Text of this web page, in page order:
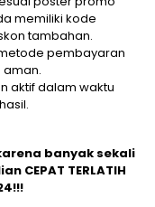
memiliki kode
tambahan.
pembayaran
aman.
aktif dalam waktu
banyak sekali
CEPAT TERLATIH